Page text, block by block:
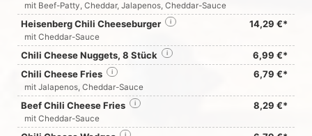
mit Beef-Patty, Cheddar, Jalapenos, Cheddar-Sauce
Heisenberg Chili Cheeseburger 14,29 €*
i
mit Cheddar-Sauce
Chili Cheese Nuggets, 8 Stück 6,99 €*
i
Chili Cheese Fries 6,79 €*
i
mit Jalapenos, Cheddar-Sauce
Beef Chili Cheese Fries 8,29 €*
i
mit Cheddar-Sauce
i